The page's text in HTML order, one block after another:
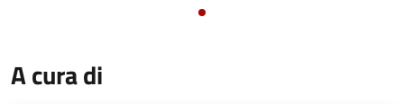
A cura di